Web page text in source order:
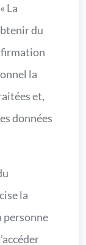
La
du
la
et,
données
la
personne